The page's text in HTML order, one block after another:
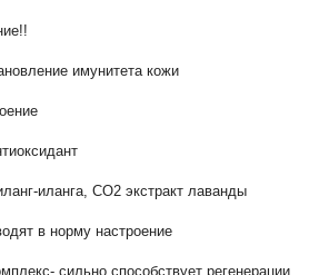
имунитета кожи
иланга, СО2 экстракт лаванды
в норму настроение
сильно способствует регенерации